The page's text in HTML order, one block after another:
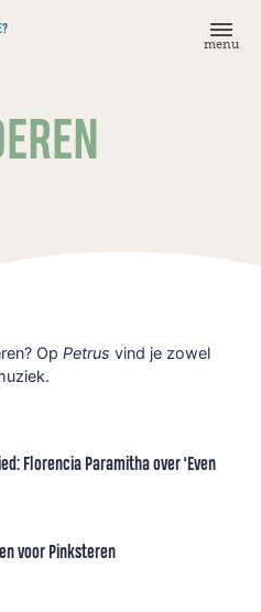
menu
Op Petrus vind je zowel
Florencia Paramitha over ‘Even
voor Pinksteren